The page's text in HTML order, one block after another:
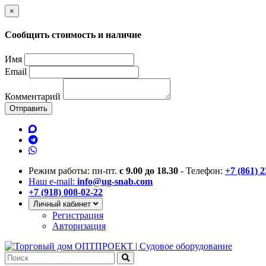
×
Сообщить стоимость и наличие
Имя
Email
Комментарий
Отправить
Режим работы: пн-пт. с 9.00 до 18.30 - Телефон: +7 (861)
Наш e-mail: info@ug-snab.com
+7 (918) 008-02-22
Личный кабинет
Регистрация
Авторизация